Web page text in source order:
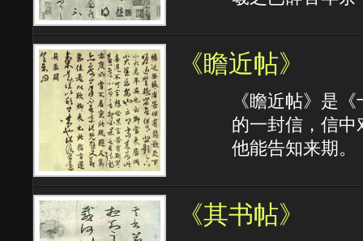
《瞻近帖》
《瞻近帖》是
的一封信，信
他能告知来期。
《其书帖》